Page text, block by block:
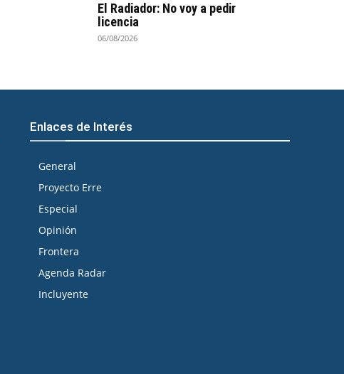
El Radiador: No voy a pedir
licencia
06/08/2026
Enlaces de Interés
General
Proyecto Erre
Especial
Opinión
Frontera
Agenda Radar
Incluyente